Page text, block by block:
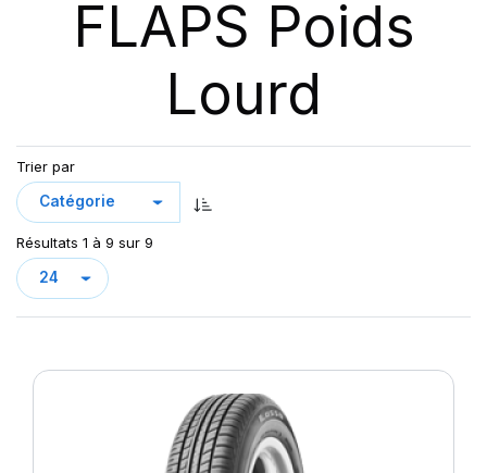
FLAPS Poids
Lourd
Trier par
Résultats 1 à 9 sur 9